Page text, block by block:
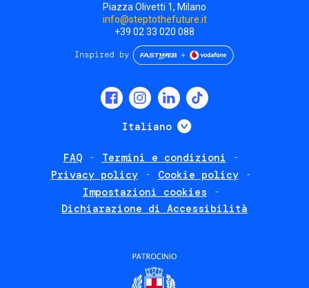
Piazza Olivetti 1, Milano
info@steptothefuture.it
+39 02 33 020 088
Italiano Mostra ulteriori
FAQ
Termini e condizioni
Privacy policy
Cookie policy
Impostazioni cookies
Dichiarazione di Accessibilità